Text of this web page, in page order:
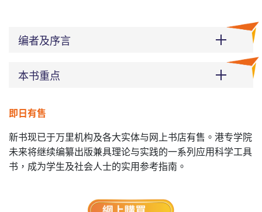
编者及序言
本书重点
即日有售
新书现已于万里机构及各大实体与网上书店有售。港专学院
未来将继续编纂出版兼具理论与实践的一系列应用科学工具
书，成为学生及社会人士的实用参考指南。